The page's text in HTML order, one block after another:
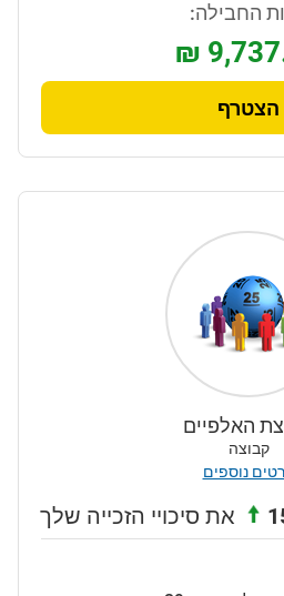
החבילה:
₪
הצטרף
האלפיים
קבוצה
נוספים
את סיכויי הזכייה שלך